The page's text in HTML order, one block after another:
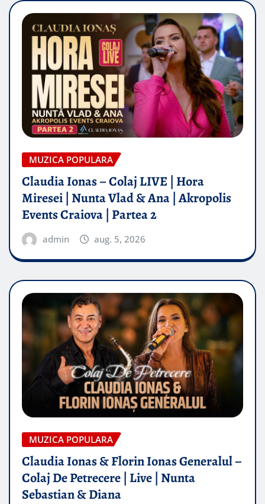
MUZICA POPULARA
Claudia Ionas – Colaj LIVE | Hora
Miresei | Nunta Vlad & Ana | Akropolis
Events Craiova | Partea 2
admin aug. 5, 2026
MUZICA POPULARA
Claudia Ionas & Florin Ionas Generalul –
Colaj De Petrecere | Live | Nunta
Sebastian & Diana